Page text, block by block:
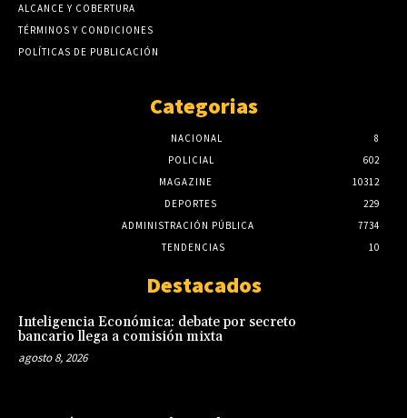
ALCANCE Y COBERTURA
TÉRMINOS Y CONDICIONES
POLÍTICAS DE PUBLICACIÓN
Categorias
NACIONAL
8
POLICIAL
602
MAGAZINE
10312
DEPORTES
229
ADMINISTRACIÓN PÚBLICA
7734
TENDENCIAS
10
Destacados
Inteligencia Económica: debate por secreto
bancario llega a comisión mixta
agosto 8, 2026